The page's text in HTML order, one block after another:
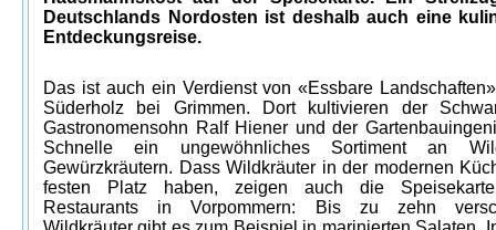
Deutschlands Nordosten ist deshalb auch eine
Entdeckungsreise.
Das ist auch ein Verdienst von «Essbare
Süderholz bei Grimmen. Dort kultivieren der
Gastronomensohn Ralf Hiener und der
Schnelle ein ungewöhnliches Sortiment an
Gewürzkräutern. Dass Wildkräuter in der modernen
festen Platz haben, zeigen auch die
Restaurants in Vorpommern: Bis zu zehn